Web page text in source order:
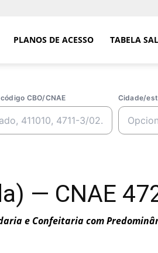
PLANOS DE ACESSO TABELA
CBO/CNAE Cidade/
— CNAE
e Confeitaria com